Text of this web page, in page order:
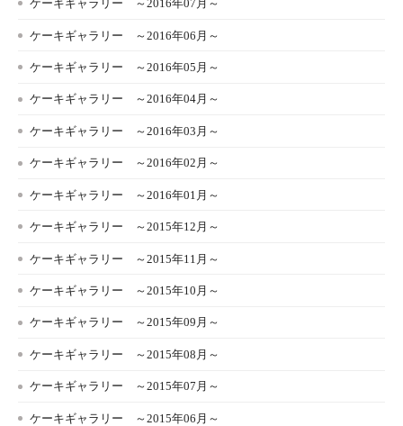
ケーキギャラリー ～2016年07月～
ケーキギャラリー ～2016年06月～
ケーキギャラリー ～2016年05月～
ケーキギャラリー ～2016年04月～
ケーキギャラリー ～2016年03月～
ケーキギャラリー ～2016年02月～
ケーキギャラリー ～2016年01月～
ケーキギャラリー ～2015年12月～
ケーキギャラリー ～2015年11月～
ケーキギャラリー ～2015年10月～
ケーキギャラリー ～2015年09月～
ケーキギャラリー ～2015年08月～
ケーキギャラリー ～2015年07月～
ケーキギャラリー ～2015年06月～